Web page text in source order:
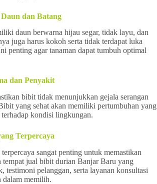
dan Batang
daun berwarna hijau segar, tidak layu, dan
juga harus kokoh serta tidak terdapat luka
penting agar tanaman dapat tumbuh optimal
dan Penyakit
bibit tidak menunjukkan gejala serangan
yang sehat akan memiliki pertumbuhan yang
kondisi lingkungan.
Terpercaya
sangat penting untuk memastikan
jual bibit durian Banjar Baru yang
testimoni pelanggan, serta layanan konsultasi
dalam memilih.